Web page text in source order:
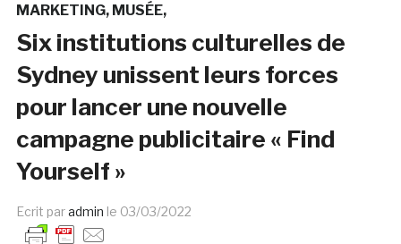
MARKETING MUSÉE
Six institutions culturelles de
Sydney unissent leurs forces
pour lancer une nouvelle
campagne publicitaire « Find
Yourself »
Ecrit paradmin le 03/03/2022